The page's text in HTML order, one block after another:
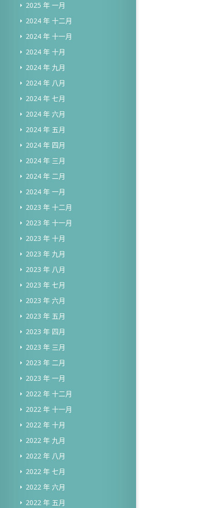
2025 年 一月
2024 年 十二月
2024 年 十一月
2024 年 十月
2024 年 九月
2024 年 八月
2024 年 七月
2024 年 六月
2024 年 五月
2024 年 四月
2024 年 三月
2024 年 二月
2024 年 一月
2023 年 十二月
2023 年 十一月
2023 年 十月
2023 年 九月
2023 年 八月
2023 年 七月
2023 年 六月
2023 年 五月
2023 年 四月
2023 年 三月
2023 年 二月
2023 年 一月
2022 年 十二月
2022 年 十一月
2022 年 十月
2022 年 九月
2022 年 八月
2022 年 七月
2022 年 六月
2022 年 五月